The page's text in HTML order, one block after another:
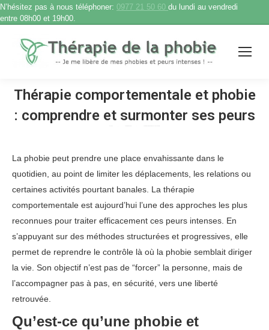
N’hésitez pas à nous téléphoner: 0977 21 50 60 du lundi au vendredi
entre 08h00 et 19h00.
Thérapie comportementale et phobie
: comprendre et surmonter ses peurs
La phobie peut prendre une place envahissante dans le
quotidien, au point de limiter les déplacements, les relations ou
certaines activités pourtant banales. La thérapie
comportementale est aujourd’hui l’une des approches les plus
reconnues pour traiter efficacement ces peurs intenses. En
s’appuyant sur des méthodes structurées et progressives, elle
permet de reprendre le contrôle là où la phobie semblait diriger
la vie. Son objectif n’est pas de “forcer” la personne, mais de
l’accompagner pas à pas, en sécurité, vers une liberté
retrouvée.
Qu’est-ce qu’une phobie et